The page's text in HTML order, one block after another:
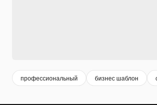
профессиональный бизнес шаблон